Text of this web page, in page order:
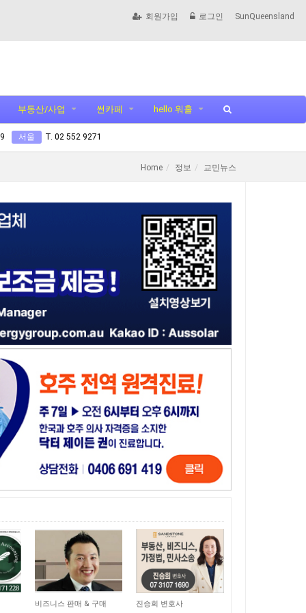
회원가입 로그인 SunQueensland
부동산/사업 썬카페 hello 워홀
서울 T. 02 552 9271
Home 정보 교민뉴스
15,055
비즈니스 판매 & 구매 11,056
진승희 변호사